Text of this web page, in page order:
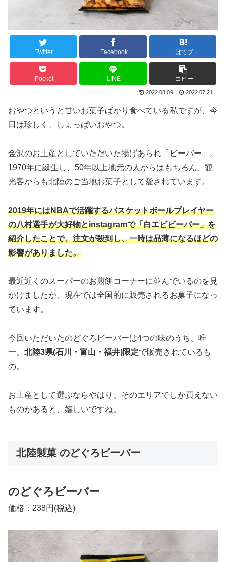
Twitter Facebook はてブ
Pocket LINE コピー
2022.08.09 2022.07.21
おやつというと甘いお菓子ばかり食べている私ですが、今
日は珍しく、しょっぱいおやつ。
金沢のお土産としていただいた揚げあられ「ビーバー」。
1970年に誕生し、50年以上地元の人からはもちろん、観
光客からも北陸のご当地お菓子として愛されています。
2019年にはNBAで活躍するバスケットボールプレイヤー
の八村選手が大好物とinstagramで「白エビビーバー」を
紹介したことで、注文が殺到し、一時は品薄になるほどの
影響がありました。
最近近くのスーパーのお煎餅コーナーに並んでいるのを見
かけましたが、現在では全国的に販売されるお菓子になっ
ています。
今回いただいたのどぐろビーバーは4つの味のうち、唯
一、 北陸3県(石川・富山・福井)限定で販売されているも
の。
お土産として選ぶならやはり、そのエリアでしか買えない
ものがあると、嬉しいですね。
北陸製菓 のどぐろビーバー
のどぐろビーバー
価格：238円(税込)